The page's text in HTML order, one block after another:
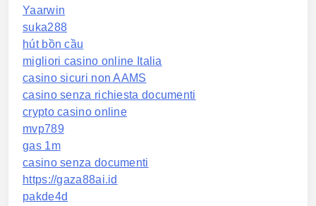
Yaarwin
suka288
hút bồn cầu
migliori casino online Italia
casino sicuri non AAMS
casino senza richiesta documenti
crypto casino online
mvp789
gas 1m
casino senza documenti
https://gaza88ai.id
pakde4d